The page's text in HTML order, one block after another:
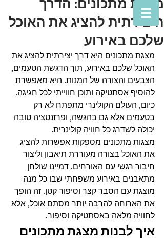
מצגת מתכונים: הדרך
היצירתית להציג את האוכל
שלכם באירוע
מצגת מתכונים היא דרך יצירתית להציג את
האוכל שלכם באירוע, תוך הדגשת הטעמים,
הצבעים והצורה של המנות. היא מאפשרת
להוסיף אסתטיקה ותוכן חווייתי לכל חגיגה.
כיום, העולם הקולינרי מתפתח לא רק
בטעמים אלא גם בהגשה, ופרזנטציה טובה
יכולה לשדרג כל חוויה קולינרית.
מצגות מתכונים מספקות אפשרות להציג
את האוכל בצורה מעוררת תיאבון וליצור
חיבור רגשי עם האורחים. דמיינו שולחן
מתאבנים באירוע משפחתי שבו כל מנה
מוצגת עם הסבר קצר וסיפור קטן. זה הופך
את הארוחה להרבה יותר מסתם אוכל, אלא
לחוויה מלאה באסתטיקה וסיפור.
איך לבנות מצגת מתכונים